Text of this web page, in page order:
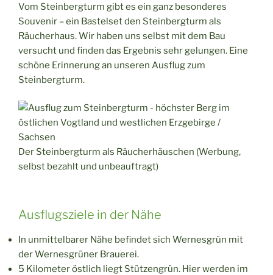
Vom Steinbergturm gibt es ein ganz besonderes
Souvenir – ein Bastelset den Steinbergturm als
Räucherhaus. Wir haben uns selbst mit dem Bau
versucht und finden das Ergebnis sehr gelungen. Eine
schöne Erinnerung an unseren Ausflug zum
Steinbergturm.
Der Steinbergturm als Räucherhäuschen (Werbung,
selbst bezahlt und unbeauftragt)
Ausflugsziele in der Nähe
In unmittelbarer Nähe befindet sich Wernesgrün mit
der Wernesgrüner Brauerei.
5 Kilometer östlich liegt Stützengrün. Hier werden im